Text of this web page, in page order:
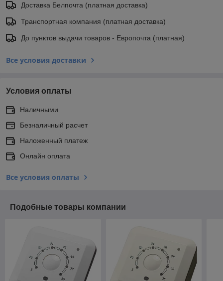
Доставка Белпочта (платная доставка)
Транспортная компания (платная доставка)
До пунктов выдачи товаров - Европочта (платная)
Все условия доставки
Условия оплаты
Наличными
Безналичный расчет
Наложенный платеж
Онлайн оплата
Все условия оплаты
Подобные товары компании